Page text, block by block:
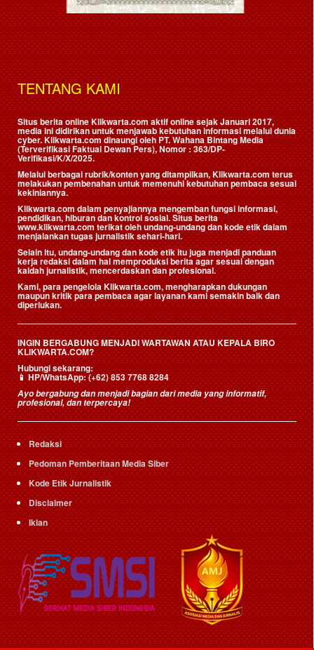
TENTANG KAMI
Situs berita online Klikwarta.com aktif online sejak Januari 2017,
media ini didirikan untuk menjawab kebutuhan informasi melalui dunia
cyber. Klikwarta.com dinaungi oleh PT. Wahana Bintang Media
(Terverifikasi Faktual Dewan Pers), Nomor : 363/DP-
Verifikasi/K/X/2025.
Melalui berbagai rubrik/konten yang ditampilkan, Klikwarta.com terus
melakukan pembenahan untuk memenuhi kebutuhan pembaca sesuai
kekiniannya.
Klikwarta.com dalam penyajiannya mengemban fungsi informasi,
pendidikan, hiburan dan kontrol sosial. Situs berita
www.klikwarta.com terikat oleh undang-undang dan kode etik dalam
menjalankan tugas jurnalistik sehari-hari.
Selain itu, undang-undang dan kode etik itu juga menjadi panduan
kerja redaksi dalam hal memproduksi berita agar sesuai dengan
kaidah jurnalistik, mencerdaskan dan profesional.
Kami, para pengelola Klikwarta.com, mengharapkan dukungan
maupun kritik para pembaca agar layanan kami semakin baik dan
diperlukan.
INGIN BERGABUNG MENJADI WARTAWAN ATAU KEPALA BIRO
KLIKWARTA.COM?
Hubungi sekarang:
📱HP/WhatsApp:(+62) 853 7768 8284
Ayo bergabung dan menjadi bagian dari media yang informatif,
profesional, dan terpercaya!
Redaksi
Pedoman Pemberitaan Media Siber
Kode Etik Jurnalistik
Disclaimer
Iklan